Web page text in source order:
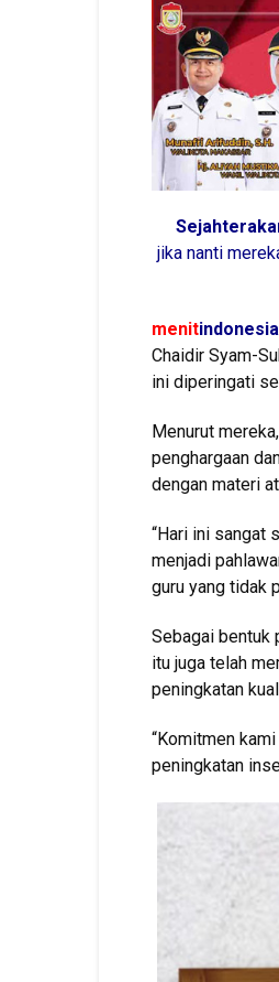
jika nanti
menit
Chaidir Syam-
ini diperingati
Menurut
penghargaan
dengan materi
“Hari ini sangat
menjadi
guru yang tidak
Sebagai bentuk
itu juga telah
peningkatan
“Komitmen
peningkatan